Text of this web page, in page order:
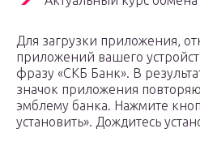
Для загрузки приложения,
приложений вашего
фразу «СКБ Банк». В
значок приложения
эмблему банка. Нажмите
установить». Дождитесь